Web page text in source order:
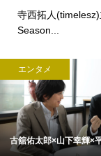
寺西拓人
Season...
エンタメ
古舘佑太郎×山下幸輝×